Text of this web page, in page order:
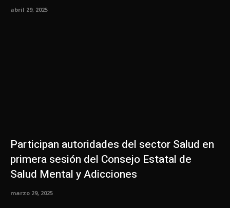
abril 29, 2025
Participan autoridades del sector Salud en
primera sesión del Consejo Estatal de
Salud Mental y Adicciones
marzo 29, 2025